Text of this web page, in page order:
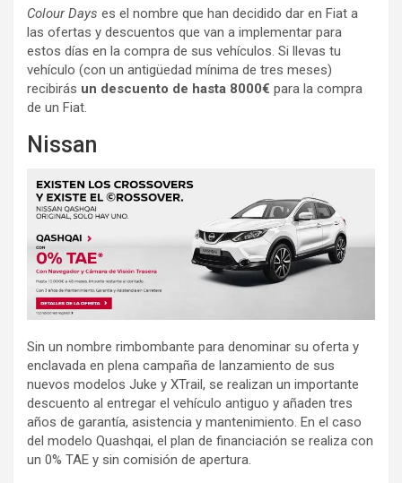
Colour Days es el nombre que han decidido dar en Fiat a
las ofertas y descuentos que van a implementar para
estos días en la compra de sus vehículos. Si llevas tu
vehículo (con un antigüedad mínima de tres meses)
recibirás un descuento de hasta 8000€ para la compra
de un Fiat.
Nissan
Sin un nombre rimbombante para denominar su oferta y
enclavada en plena campaña de lanzamiento de sus
nuevos modelos Juke y XTrail, se realizan un importante
descuento al entregar el vehículo antiguo y añaden tres
años de garantía, asistencia y mantenimiento. En el caso
del modelo Quashqai, el plan de financiación se realiza con
un 0% TAE y sin comisión de apertura.